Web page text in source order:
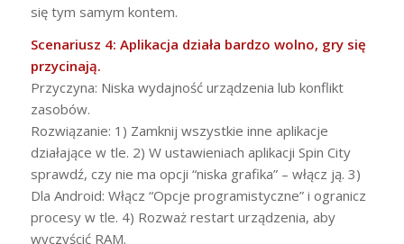
się tym samym kontem.
Scenariusz 4: Aplikacja działa bardzo wolno, gry się
przycinają.
Przyczyna: Niska wydajność urządzenia lub konflikt
zasobów.
Rozwiązanie: 1) Zamknij wszystkie inne aplikacje
działające w tle. 2) W ustawieniach aplikacji Spin City
sprawdź, czy nie ma opcji “niska grafika” – włącz ją. 3)
Dla Android: Włącz “Opcje programistyczne” i ogranicz
procesy w tle. 4) Rozważ restart urządzenia, aby
wyczyścić RAM.